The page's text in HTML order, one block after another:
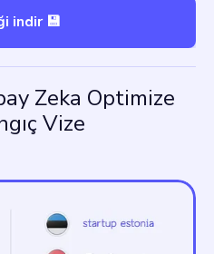
indir 💾
Zeka Optimize
Vize